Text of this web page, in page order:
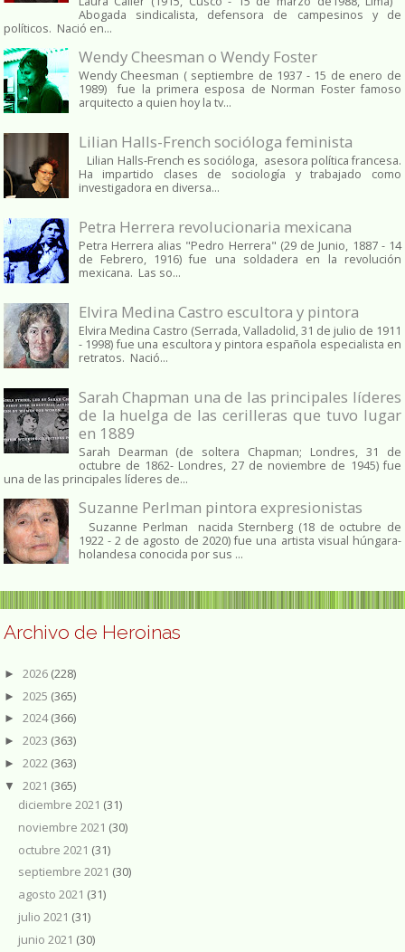
Abogada sindicalista, defensora de campesinos y de
políticos. Nació en...
Wendy Cheesman o Wendy Foster
Wendy Cheesman ( septiembre de 1937 - 15 de enero de
1989) fue la primera esposa de Norman Foster famoso
arquitecto a quien hoy la tv...
Lilian Halls-French socióloga feminista
Lilian Halls-French es socióloga, asesora política francesa.
Ha impartido clases de sociología y trabajado como
investigadora en diversa...
Petra Herrera revolucionaria mexicana
Petra Herrera alias "Pedro Herrera" (29 de Junio, 1887 - 14
de Febrero, 1916) fue una soldadera en la revolución
mexicana. Las so...
Elvira Medina Castro escultora y pintora
Elvira Medina Castro (Serrada, Valladolid, 31 de julio de 1911
- 1998) fue una escultora y pintora española especialista en
retratos. Nació...
Sarah Chapman una de las principales líderes
de la huelga de las cerilleras que tuvo lugar
en 1889
Sarah Dearman (de soltera Chapman; Londres, 31 de
octubre de 1862​- Londres, 27 de noviembre de 1945)​ fue
una de las principales líderes de...
Suzanne Perlman pintora expresionistas
Suzanne Perlman nacida Sternberg (18 de octubre de
1922 - 2 de agosto de 2020) fue una artista visual húngara-
holandesa conocida por sus ...
Archivo de Heroinas
► 2026 (228)
► 2025 (365)
► 2024(366)
► 2023 (363)
► 2022 (363)
▼ 2021 (365)
diciembre 2021 (31)
noviembre 2021 (30)
octubre 2021 (31)
septiembre 2021 (30)
agosto 2021 (31)
julio 2021 (31)
junio 2021 (30)